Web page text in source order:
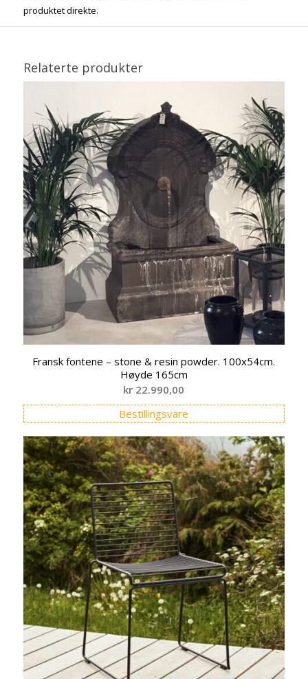
produktet direkte.
Relaterte produkter
Fransk fontene – stone & resin powder. 100x54cm.
Høyde 165cm
kr 22.990,00
Bestillingsvare